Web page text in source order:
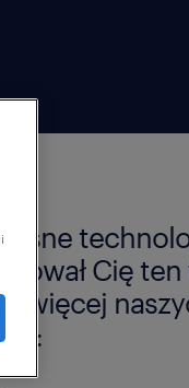
Cię
więcej